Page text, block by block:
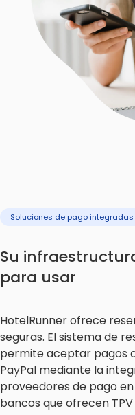
Soluciones de pago integradas
Su
para usar
HotelRunner ofrece
seguras. El sistema de
permite aceptar pagos
PayPal mediante la
proveedores de pago
bancos que ofrecen